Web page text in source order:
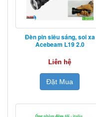
Đèn pin siêu sáng, soi xa
Acebeam L19 2.0
Liên hệ
Đặt Mua